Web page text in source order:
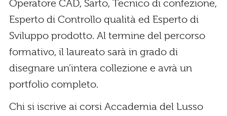
Operatore CAD, Sarto, Tecnico di confezione,
Esperto di Controllo qualità ed Esperto di
Sviluppo prodotto. Al termine del percorso
formativo, il laureato sarà in grado di
disegnare un’intera collezione e avrà un
portfolio completo.
Chi si iscrive ai corsi Accademia del Lusso